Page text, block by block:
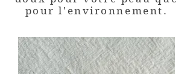
pour l'environnement.